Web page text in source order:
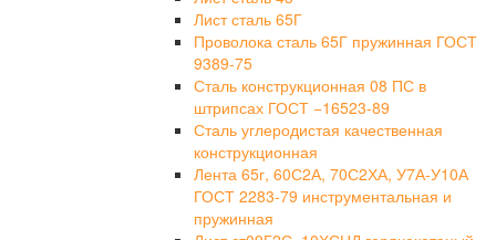
Лист сталь 65Г
Проволока сталь 65Г пружинная ГОСТ
9389-75
Сталь конструкционная 08 ПС в
штрипсах ГОСТ −16523-89
Сталь углеродистая качественная
конструкционная
Лента 65г, 60С2А, 70С2ХА, У7А-У10А
ГОСТ 2283-79 инструментальная и
пружинная